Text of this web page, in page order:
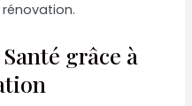
grâce à